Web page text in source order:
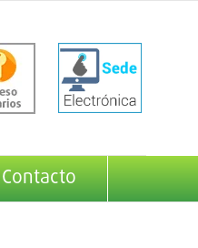
Contacto